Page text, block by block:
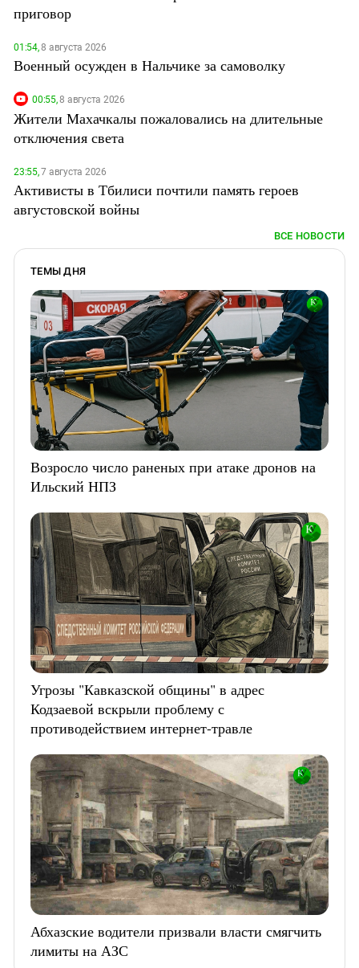
приговор
01:54,8 августа 2026
Военный осужден в Нальчике за самоволку
00:55,8 августа 2026
Жители Махачкалы пожаловались на длительные
отключения света
23:55,7 августа 2026
Активисты в Тбилиси почтили память героев
августовской войны
ВСЕ НОВОСТИ
ТЕМЫ ДНЯ
Возросло число раненых при атаке дронов на
Ильский НПЗ
Угрозы "Кавказской общины" в адрес
Кодзаевой вскрыли проблему с
противодействием интернет-травле
Абхазские водители призвали власти смягчить
лимиты на АЗС